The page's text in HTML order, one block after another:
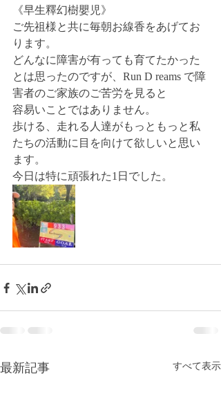
《早生釋幻樹嬰児》
ご先祖様と共に毎朝お線香をあげてお
ります。
どんなに障害が有っても育てたかった
とは思ったのですが、Run D reams で障
害者のご家族のご苦労を見ると
容易いことではありません。
歩ける、走れる人達がもっともっと私
たちの活動に目を向けて欲しいと思い
ます。
今日は特に頑張れた1日でした。
最新記事 すべて表示